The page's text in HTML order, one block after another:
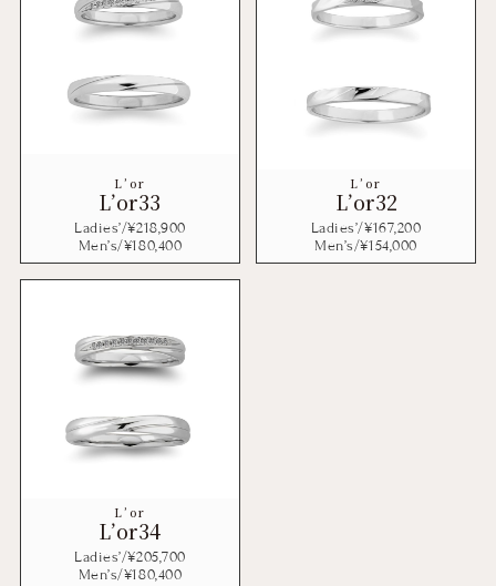
L’or
L’or33
Ladies’/¥218,900
Men’s/¥180,400
L’or
L’or32
Ladies’/¥167,200
Men’s/¥154,000
L’or
L’or34
Ladies’/¥205,700
Men’s/¥180,400